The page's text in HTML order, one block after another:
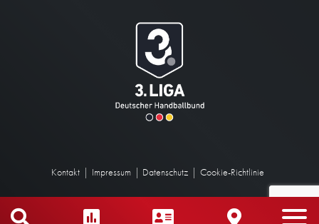
Kontakt Impressum Datenschutz Cookie-Richtlinie